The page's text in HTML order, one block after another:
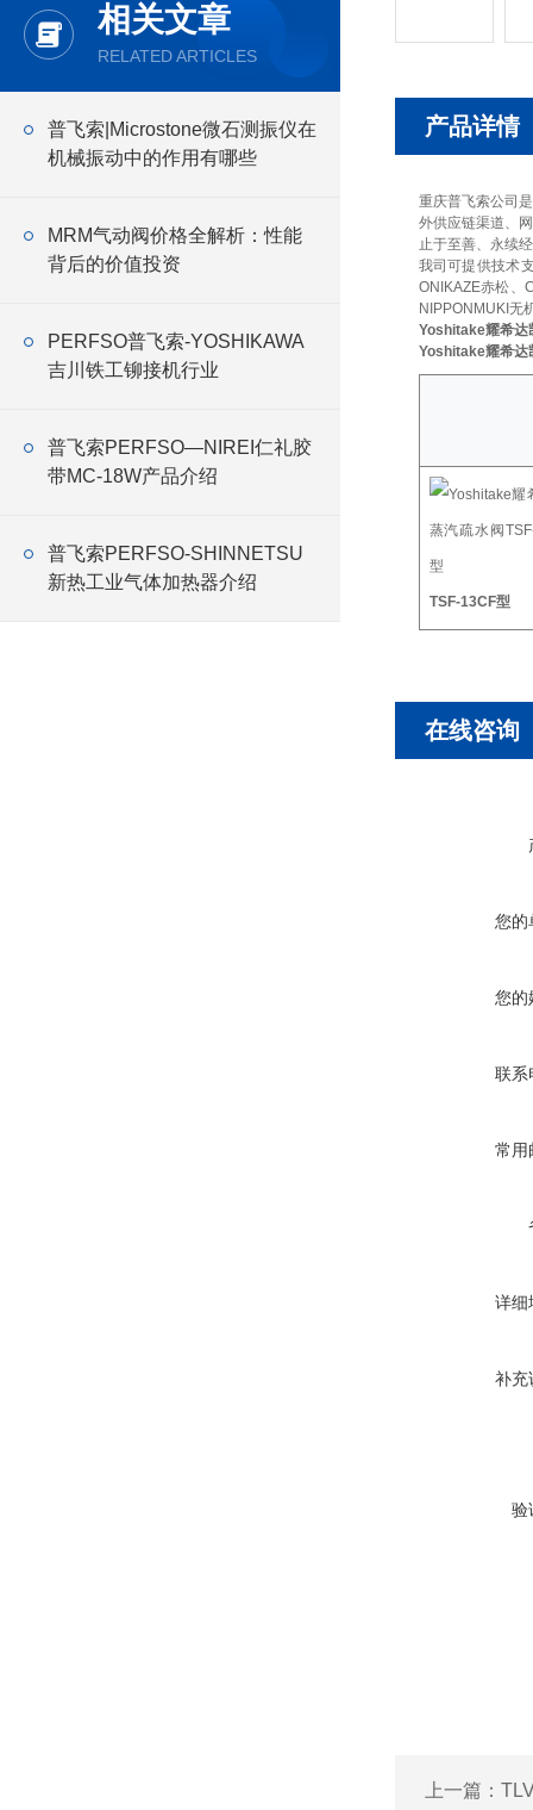
相关文章
RELATED ARTICLES
普飞索|Microstone微石测振仪在
机械振动中的作用有哪些
MRM气动阀价格全解析：性能
背后的价值投资
PERFSO普飞索-YOSHIKAWA
吉川铁工铆接机行业
普飞索PERFSO—NIREI仁礼胶
带MC-18W产品介绍
普飞索PERFSO-SHINNETSU
新热工业气体加热器介绍
产品详情
重庆普飞索公司
外供应链渠道、
止于至善、永续
我司可提供技术
ONIKAZE赤松、
NIPPONMUKI无
Yoshitake耀希达
Yoshitake耀希达
TSF-13CF型
在线咨询
您的
您的
联系
常用
详细
补充
验
上一篇：